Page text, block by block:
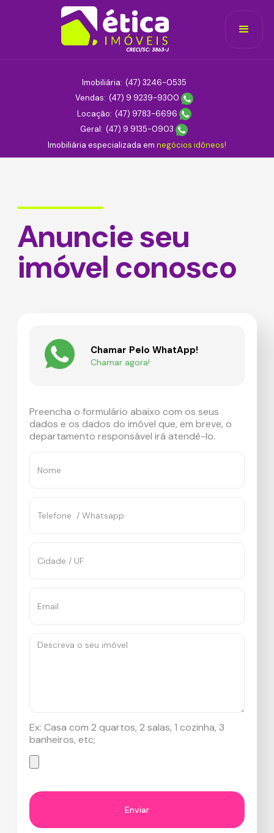
Imobiliária: (47) 3246-0535
Vendas: (47) 9 9239-9300
Locação: (47) 9783-6696
Geral: (47) 9 9135-0903
Imobiliária especializada em negócios idôneos!
Anuncie seu
imóvel conosco
Chamar Pelo WhatApp!
Chamar agora!
Preencha o formulário abaixo com os seus
dados e os dados do imóvel que, em breve, o
departamento responsável irá atendê-lo.
Ex: Casa com 2 quartos, 2 salas, 1 cozinha, 3
banheiros, etc;